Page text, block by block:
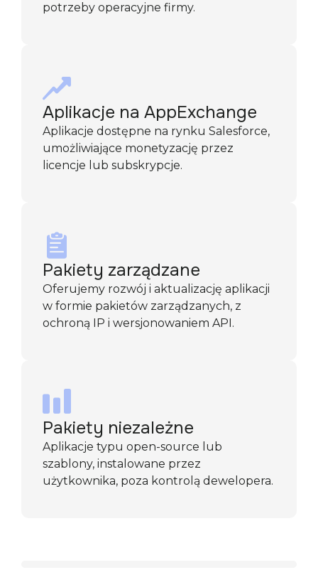
potrzeby operacyjne firmy.
Aplikacje na AppExchange
Aplikacje dostępne na rynku Salesforce,
umożliwiające monetyzację przez
licencje lub subskrypcje.
Pakiety zarządzane
Oferujemy rozwój i aktualizację aplikacji
w formie pakietów zarządzanych, z
ochroną IP i wersjonowaniem API.
Pakiety niezależne
Aplikacje typu open-source lub
szablony, instalowane przez
użytkownika, poza kontrolą dewelopera.